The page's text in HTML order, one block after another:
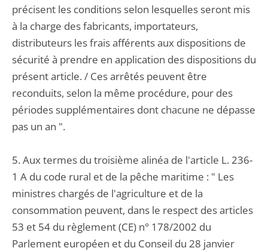
précisent les conditions selon lesquelles seront mis
à la charge des fabricants, importateurs,
distributeurs les frais afférents aux dispositions de
sécurité à prendre en application des dispositions du
présent article. / Ces arrêtés peuvent être
reconduits, selon la même procédure, pour des
périodes supplémentaires dont chacune ne dépasse
pas un an ".
5. Aux termes du troisième alinéa de l'article L. 236-
1 A du code rural et de la pêche maritime : " Les
ministres chargés de l'agriculture et de la
consommation peuvent, dans le respect des articles
53 et 54 du règlement (CE) n° 178/2002 du
Parlement européen et du Conseil du 28 janvier